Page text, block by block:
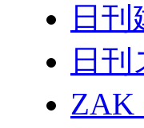
日
日
ZAK